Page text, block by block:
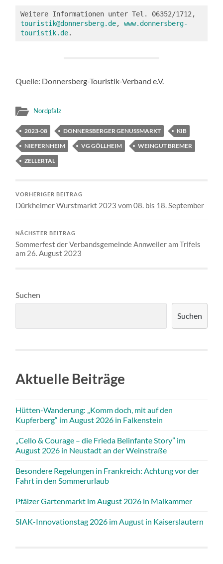
touristik@donnersberg.de, www.donnersberg-
touristik.de.
Quelle: Donnersberg-Touristik-Verband e.V.
Nordpfalz
2023-08 DONNERSBERGER GENUSSMARKT
KIB
NIEFERNHEIM
VG GÖLLHEIM
WEINGUT BREMER
ZELLERTAL
VORHERIGER BEITRAG
Dürkheimer Wurstmarkt 2023 vom 08. bis 18. September
NÄCHSTER BEITRAG
Sommerfest der Verbandsgemeinde Annweiler am Trifels
am 26. August 2023
Suchen
Suchen
Aktuelle Beiträge
Hütten-Wanderung: „Komm doch, mit auf den
Kupferberg“ im August 2026 in Falkenstein
„Cello & Courage – die Frieda Belinfante Story” im
August 2026 in Neustadt an der Weinstraße
Besondere Regelungen in Frankreich: Achtung vor der
Fahrt in den Sommerurlaub
Pfälzer Gartenmarkt im August 2026 in Maikammer
SIAK-Innovationstag 2026 im August in Kaiserslautern